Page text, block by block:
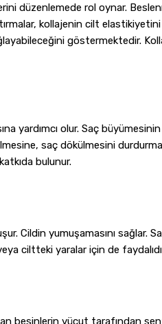
düzenlemede rol oynar.
kollajenin cilt
göstermektedir.
yardımcı olur. Saç
saç dökülmesini
bulunur.
Cildin yumuşamasını sağlar.
ciltteki yaralar için de
besinlerin vücut tarafından